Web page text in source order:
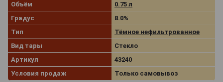
Объём
0.75 л
Градус
8.0%
Тип
Тёмное нефильтрованное
Вид тары
Стекло
Артикул
43240
Условия продаж
Только самовывоз